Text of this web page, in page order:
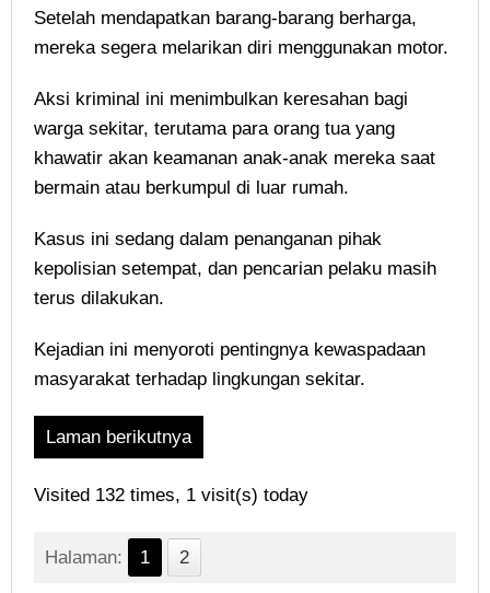
Setelah mendapatkan barang-barang berharga,
mereka segera melarikan diri menggunakan motor.
Aksi kriminal ini menimbulkan keresahan bagi
warga sekitar, terutama para orang tua yang
khawatir akan keamanan anak-anak mereka saat
bermain atau berkumpul di luar rumah.
Kasus ini sedang dalam penanganan pihak
kepolisian setempat, dan pencarian pelaku masih
terus dilakukan.
Kejadian ini menyoroti pentingnya kewaspadaan
masyarakat terhadap lingkungan sekitar.
Laman berikutnya
Visited 132 times, 1 visit(s) today
Halaman: 1 2